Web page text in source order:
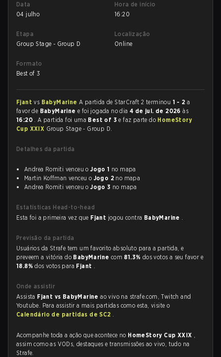
Data
04 julho
Hora de início
16:20
Etapa
Group Stage - Group D
Localização
Online
Formato
Best of 3
Fjantvs BabyMarineA partida de StarCraft 2 terminou 1 - 2 a
favor de BabyMarinee foi jogada no dia4 de jul. de 2026às
16:20 . A partida foi uma Best of 3e faz parte do HomeStory
Cup XXIX Group Stage - Group D.
Detalhes da partida
Andrea Romiti venceu oJogo 1 no mapa
Martin Koffman venceu o Jogo 2 no mapa
Andrea Romiti venceu oJogo 3 no mapa
Estatísticas Head-to-head
Esta foi a primeira vez que Fjant jogou contra BabyMarine .
Previsão da partida
Usuários da Strafe tem um favorito absoluto para a partida, e
preveem a vitória do BabyMarine com 81.3% dos votos a seu favor e
18.8%dos votos para Fjant .
Onde assistir
Assista Fjant vs BabyMarineao vivo na strafe.com, Twitch and
Youtube. Para assistir a mais partidas como esta, visite o
Calendário de partidas de SC2 .
Acompanhe toda a ação que acontece no HomeStory Cup XXIX ,
assim como as VODs, destaques e transmissões ao vivo, tudo na
Strafe.